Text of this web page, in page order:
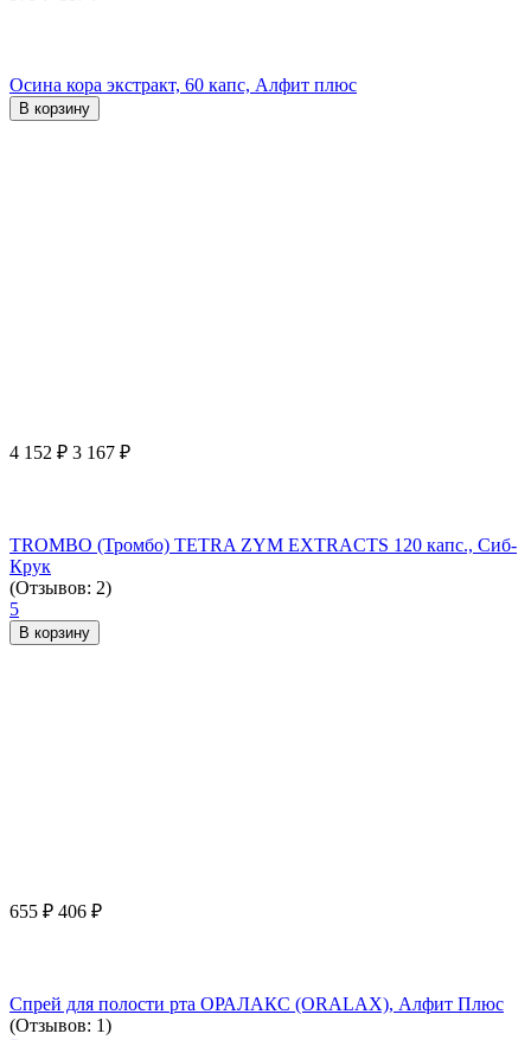
Осина кора экстракт, 60 капс, Алфит плюс
В корзину
4 152 ₽ 3 167 ₽
TROMBO (Тромбо) TETRA ZYM EXTRACTS 120 капс., Сиб-
Крук
(Отзывов: 2)
5
В корзину
655 ₽ 406 ₽
Спрей для полости рта ОРАЛАКС (ORALAX), Алфит Плюс
(Отзывов: 1)